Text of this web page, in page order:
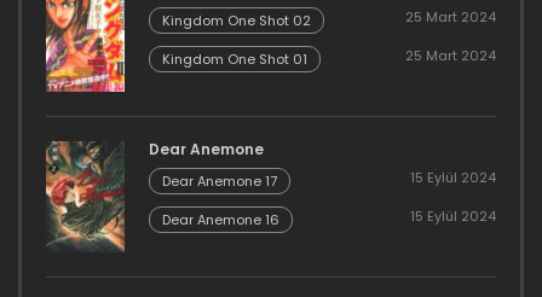
Kingdom One Shot 02 25 Mart 2024
Kingdom One Shot 01 25 Mart 2024
Dear Anemone
Dear Anemone 17 15 Eylül 2024
Dear Anemone 16 15 Eylül 2024